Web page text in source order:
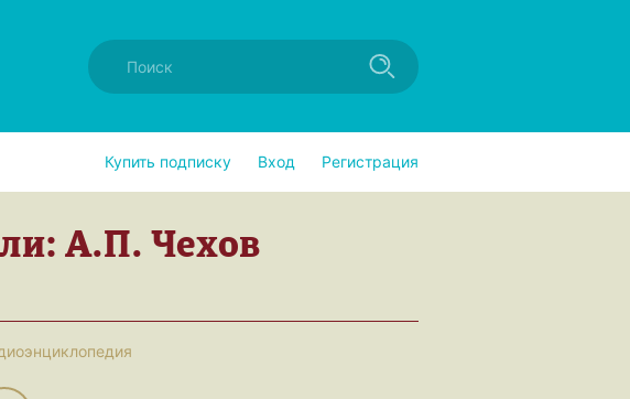
Купить подписку Вход Регистрация
А.П. Чехов